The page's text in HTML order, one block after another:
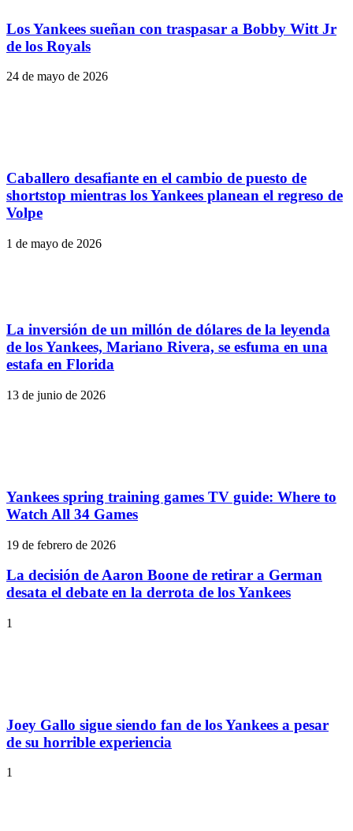
Los Yankees sueñan con traspasar a Bobby Witt Jr
de los Royals
24 de mayo de 2026
Caballero desafiante en el cambio de puesto de
shortstop mientras los Yankees planean el regreso de
Volpe
1 de mayo de 2026
La inversión de un millón de dólares de la leyenda
de los Yankees, Mariano Rivera, se esfuma en una
estafa en Florida
13 de junio de 2026
Yankees spring training games TV guide: Where to
Watch All 34 Games
19 de febrero de 2026
La decisión de Aaron Boone de retirar a German
desata el debate en la derrota de los Yankees
1
Joey Gallo sigue siendo fan de los Yankees a pesar
de su horrible experiencia
1